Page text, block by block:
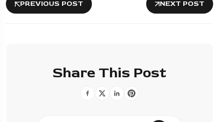
PREVIOUS POST NEXT POST
Share This Post